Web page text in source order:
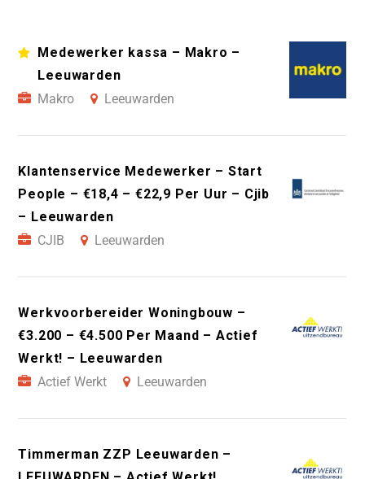
Medewerker kassa – Makro –
Leeuwarden
Makro
Leeuwarden
Klantenservice Medewerker – Start
People – €18,4 – €22,9 Per Uur – Cjib
– Leeuwarden
CJIB
Leeuwarden
Werkvoorbereider Woningbouw –
€3.200 – €4.500 Per Maand – Actief
Werkt! – Leeuwarden
Actief Werkt
Leeuwarden
Timmerman ZZP Leeuwarden –